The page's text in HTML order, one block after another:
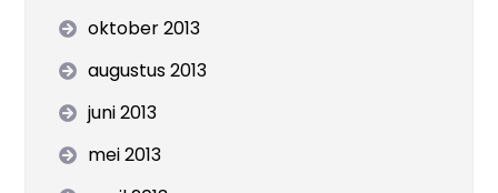
oktober 2013
augustus 2013
juni 2013
mei 2013